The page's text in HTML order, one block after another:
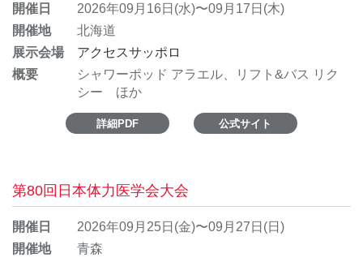
開催日
2026年09月16日(水)〜09月17日(木)
開催地
北海道
展示会場
アクセスサッポロ
概要
シャワーポッド アラエル、リフト&バス リク
シー ほか
詳細PDF 公式サイト
第80回日本体力医学会大会
開催日
2026年09月25日(金)〜09月27日(日)
開催地
青森